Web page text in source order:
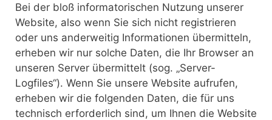
Bei der bloß informatorischen Nutzung unserer
Website, also wenn Sie sich nicht registrieren
oder uns anderweitig Informationen übermitteln,
erheben wir nur solche Daten, die Ihr Browser an
unseren Server übermittelt (sog. „Server-
Logfiles“). Wenn Sie unsere Website aufrufen,
erheben wir die folgenden Daten, die für uns
technisch erforderlich sind, um Ihnen die Website